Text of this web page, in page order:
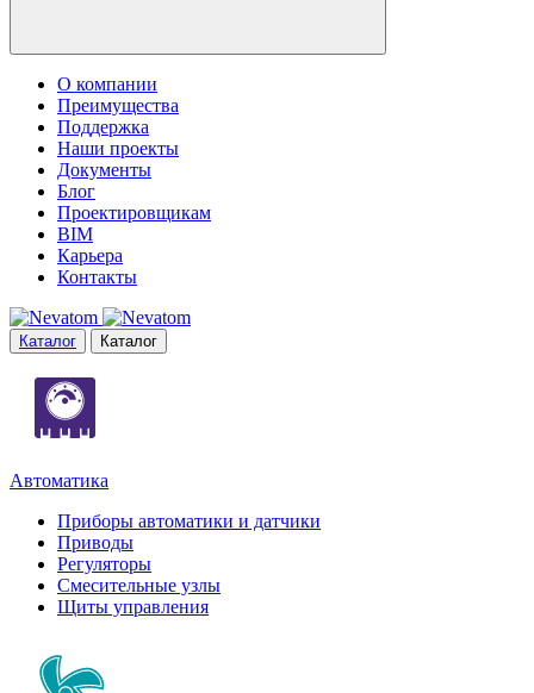
О компании
Преимущества
Поддержка
Наши проекты
Документы
Блог
Проектировщикам
BIM
Карьера
Контакты
Каталог Каталог
Автоматика
Приборы автоматики и датчики
Приводы
Регуляторы
Смесительные узлы
Щиты управления